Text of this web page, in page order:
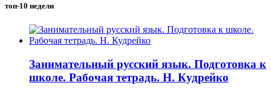
топ-10 недели
Занимательный русский язык. Подготовка к
школе. Рабочая тетрадь. Н. Кудрейко